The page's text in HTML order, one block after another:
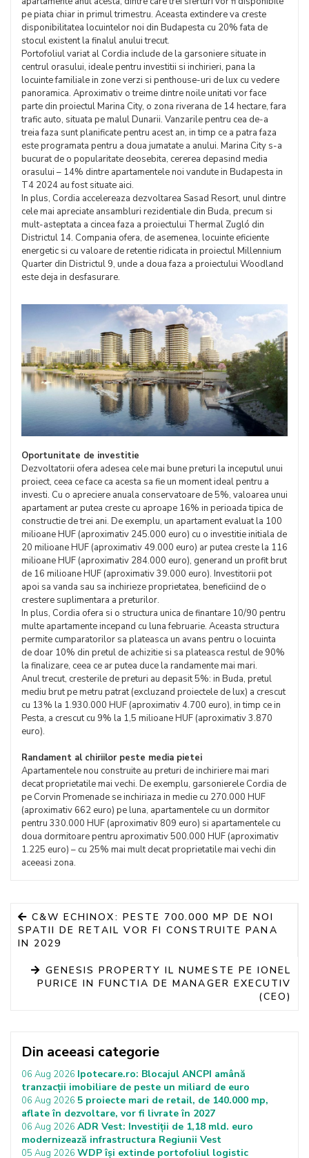
pe piata chiar in primul trimestru. Aceasta extindere va creste
disponibilitatea locuintelor noi din Budapesta cu 20% fata de
stocul existent la finalul anului trecut.
Portofoliul variat al Cordia include de la garsoniere situate in
centrul orasului, ideale pentru investitii si inchirieri, pana la
locuinte familiale in zone verzi si penthouse-uri de lux cu vedere
panoramica. Aproximativ o treime dintre noile unitati vor face
parte din proiectul Marina City, o zona riverana de 14 hectare, fara
trafic auto, situata pe malul Dunarii. Vanzarile pentru cea de-a
treia faza sunt planificate pentru acest an, in timp ce a patra faza
este programata pentru a doua jumatate a anului. Marina City s-a
bucurat de o popularitate deosebita, cererea depasind media
orasului – 14% dintre apartamentele noi vandute in Budapesta in
T4 2024 au fost situate aici.
In plus, Cordia accelereaza dezvoltarea Sasad Resort, unul dintre
cele mai apreciate ansambluri rezidentiale din Buda, precum si
mult-asteptata a cincea faza a proiectului Thermal Zugló din
Districtul 14. Compania ofera, de asemenea, locuinte eficiente
energetic si cu valoare de retentie ridicata in proiectul Millennium
Quarter din Districtul 9, unde a doua faza a proiectului Woodland
este deja in desfasurare.
Oportunitate de investitie
Dezvoltatorii ofera adesea cele mai bune preturi la inceputul unui
proiect, ceea ce face ca acesta sa fie un moment ideal pentru a
investi. Cu o apreciere anuala conservatoare de 5%, valoarea unui
apartament ar putea creste cu aproape 16% in perioada tipica de
constructie de trei ani. De exemplu, un apartament evaluat la 100
milioane HUF (aproximativ 245.000 euro) cu o investitie initiala de
20 milioane HUF (aproximativ 49.000 euro) ar putea creste la 116
milioane HUF (aproximativ 284.000 euro), generand un profit brut
de 16 milioane HUF (aproximativ 39.000 euro). Investitorii pot
apoi sa vanda sau sa inchirieze proprietatea, beneficiind de o
crestere suplimentara a preturilor.
In plus, Cordia ofera si o structura unica de finantare 10/90 pentru
multe apartamente incepand cu luna februarie. Aceasta structura
permite cumparatorilor sa plateasca un avans pentru o locuinta
de doar 10% din pretul de achizitie si sa plateasca restul de 90%
la finalizare, ceea ce ar putea duce la randamente mai mari.
Anul trecut, cresterile de preturi au depasit 5%: in Buda, pretul
mediu brut pe metru patrat (excluzand proiectele de lux) a crescut
cu 13% la 1.930.000 HUF (aproximativ 4.700 euro), in timp ce in
Pesta, a crescut cu 9% la 1,5 milioane HUF (aproximativ 3.870
euro).
Randament al chiriilor peste media pietei
Apartamentele nou construite au preturi de inchiriere mai mari
decat proprietatile mai vechi. De exemplu, garsonierele Cordia de
pe Corvin Promenade se inchiriaza in medie cu 270.000 HUF
(aproximativ 662 euro) pe luna, apartamentele cu un dormitor
pentru 330.000 HUF (aproximativ 809 euro) si apartamentele cu
doua dormitoare pentru aproximativ 500.000 HUF (aproximativ
1.225 euro) – cu 25% mai mult decat proprietatile mai vechi din
aceeasi zona.
C&W ECHINOX: PESTE 700.000 MP DE NOI
SPATII DE RETAIL VOR FI CONSTRUITE PANA
IN 2029
GENESIS PROPERTY IL NUMESTE PE IONEL
PURICE IN FUNCTIA DE MANAGER EXECUTIV
(CEO)
Din aceeasi categorie
06 Aug 2026 Ipotecare.ro: Blocajul ANCPI amână
tranzacții imobiliare de peste un miliard de euro
06 Aug 2026 5 proiecte mari de retail, de 140.000 mp,
aflate în dezvoltare, vor fi livrate în 2027
06 Aug 2026 ADR Vest: Investiții de 1,18 mld. euro
modernizează infrastructura Regiunii Vest
05 Aug 2026 WDP își extinde portofoliul logistic